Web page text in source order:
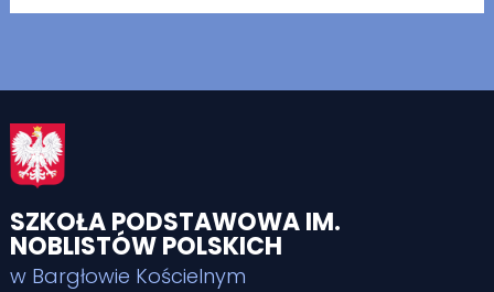
SZKOŁA PODSTAWOWA IM.
NOBLISTÓW POLSKICH
w Bargłowie Kościelnym